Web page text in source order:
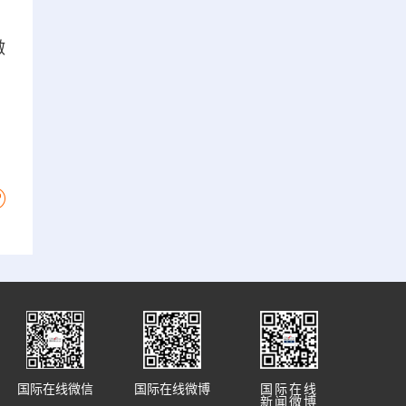
国际在线
新闻微博
国际在线微博
国际在线微信